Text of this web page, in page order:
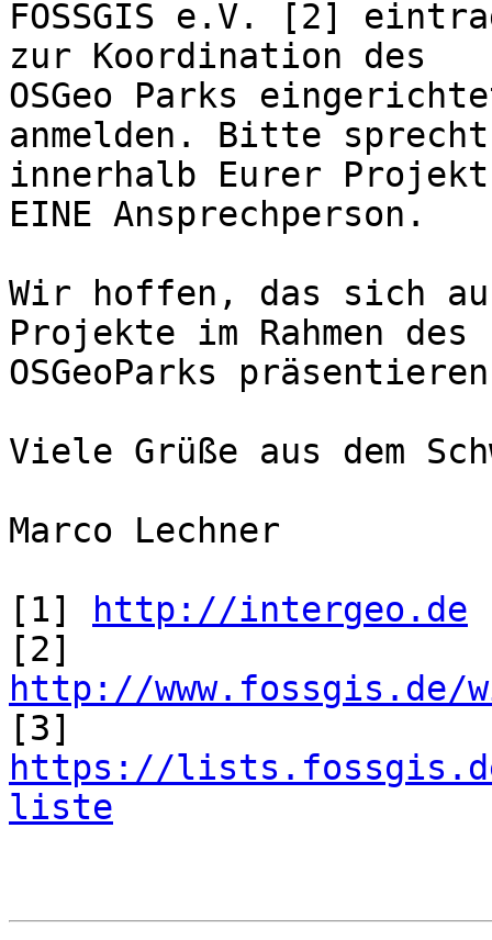
FOSSGIS e.V. [2]
zur Koordination des
OSGeo Parks
anmelden. Bitte sprecht
innerhalb Eurer Projekt-
EINE Ansprechperson.
Wir hoffen, das sich
Projekte im Rahmen des
OSGeoParks
Viele Grüße aus dem
Marco Lechner
[1]
http://intergeo.de
http://www.fossgis.de/
https://
liste